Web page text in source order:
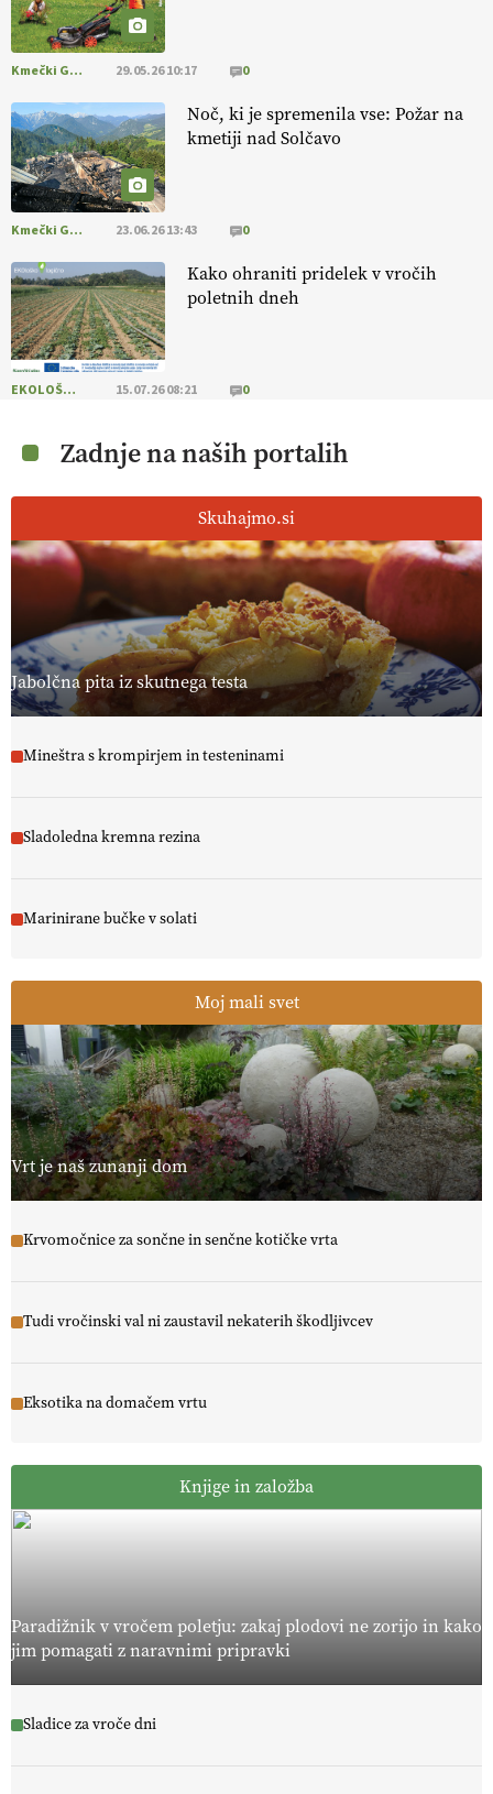
[EKOloško = LOGIČNO ] Mladi
kmetijstva in uspešno prenovo kmetij
https://t.co/RRn8unbwXp @EUAgri #IMCAP #CAP
https://t.co/mnLHFv2VuP
[EKOloško = LOGIČNO ]
Ekološka reja kokoši skrbi za živali
, okolje
in kakovostna jajca . VEČ
https://t.co/PX49GVsP1M
@EUAgri #IMCAP #CAP https://t.co/a1xatzEeid
[EKOloško = LOGIČNO ]
Za bolj zdrava tla, večjo odpornost tal
VEČ
[EKOloško = LOGIČNO ] Ekološka hrana: Resnica ali le dobra reklama?
PRISLUHNITE
@EUAgri #imcap #cap #eco #skp #vlog
https://t.co/yev5PreiJu
Kmečki Glas 29.05.26 10:17 0
Noč, ki je spremenila vse: Požar na
kmetiji nad Solčavo
Kmečki Glas 23.06.26 13:43 0
Kako ohraniti pridelek v vročih
poletnih dneh
EKOLOŠKO LOGIČNO 15.07.26 08:21 0
Zadnje na naših portalih
Skuhajmo.si
Jabolčna pita iz skutnega testa
Mineštra s krompirjem in testeninami
Sladoledna kremna rezina
Marinirane bučke v solati
Moj mali svet
Vrt je naš zunanji dom
Krvomočnice za sončne in senčne kotičke vrta
Tudi vročinski val ni zaustavil nekaterih škodljivcev
Eksotika na domačem vrtu
Knjige in založba
Paradižnik v vročem poletju: zakaj plodovi ne zorijo in kako
jim pomagati z naravnimi pripravki
Sladice za vroče dni